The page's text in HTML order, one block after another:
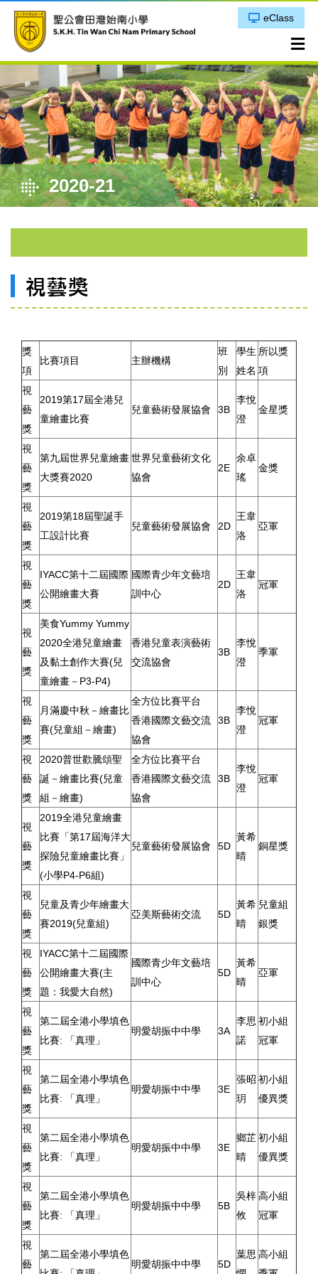
eClass
2020-21
視藝獎
獎
項
比賽項目 主辦機構
班
別
學生
姓名
所以獎
項
視
藝
獎
2019第17屆全港兒
童繪畫比賽
兒童藝術發展協會 3B
李悅
澄
金星獎
視
藝
獎
第九屆世界兒童繪畫
大獎賽2020
世界兒童藝術文化
協會
2E
余卓
瑤
金獎
視
藝
獎
2019第18屆聖誕手
工設計比賽
兒童藝術發展協會 2D
王韋
洛
亞軍
視
藝
獎
IYACC第十二屆國際
公開繪畫大賽
國際青少年文藝培
訓中心
2D
王韋
洛
冠軍
視
藝
獎
美食Yummy Yummy
2020全港兒童繪畫
及黏土創作大賽(兒
童繪畫－P3-P4)
香港兒童表演藝術
交流協會
3B
李悅
澄
季軍
視
藝
獎
月滿慶中秋－繪畫比
賽(兒童組－繪畫)
全方位比賽平台
香港國際文藝交流
協會
3B
李悅
澄
冠軍
視
藝
獎
2020普世歡騰頌聖
誕－繪畫比賽(兒童
組－繪畫)
全方位比賽平台
香港國際文藝交流
協會
3B
李悅
澄
冠軍
視
藝
獎
2019全港兒童繪畫
比賽「第17屆海洋大
探險兒童繪畫比賽」
(小學P4-P6組)
兒童藝術發展協會 5D
黃希
晴
銅星獎
視
藝
獎
兒童及青少年繪畫大
賽2019(兒童組)
亞美斯藝術交流 5D
黃希
晴
兒童組
銀獎
視
藝
獎
IYACC第十二屆國際
公開繪畫大賽(主
題：我愛大自然)
國際青少年文藝培
訓中心
5D
黃希
晴
亞軍
視
藝
獎
第二屆全港小學填色
比賽: 「真理」
明愛胡振中中學 3A
李思
諾
初小組
冠軍
視
藝
獎
第二屆全港小學填色
比賽: 「真理」
明愛胡振中中學 3E
張昭
玥
初小組
優異獎
視
藝
獎
第二屆全港小學填色
比賽: 「真理」
明愛胡振中中學 3E
鄉芷
晴
初小組
優異獎
視
藝
獎
第二屆全港小學填色
比賽: 「真理」
明愛胡振中中學 5B
吳梓
攸
高小組
冠軍
視
藝
第二屆全港小學填色
明愛胡振中中學 5D
葉思 高小組